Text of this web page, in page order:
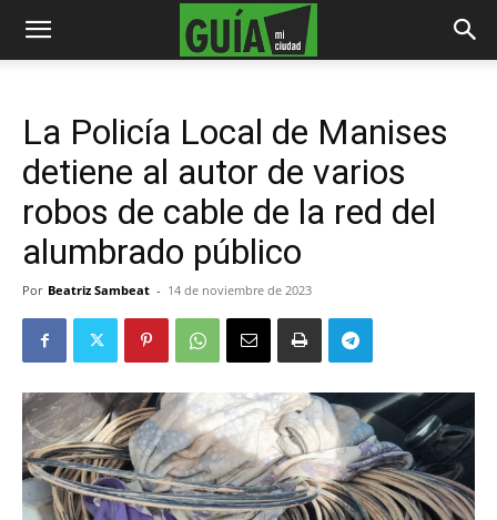
La Policía Local de Manises
detiene al autor de varios
robos de cable de la red del
alumbrado público
Por Beatriz Sambeat - 14 de noviembre de 2023